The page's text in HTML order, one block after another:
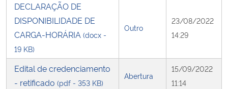
Banco Central do Brasil
Planalto
DECLARAÇÃO DE
DISPONIBILIDADE DE
CARGA-HORÁRIA (docx -
19 KB)
Outro
23/08/2022
14:29
Edital de credenciamento
- retificado (pdf - 353 KB)
Abertura
15/09/2022
11:14